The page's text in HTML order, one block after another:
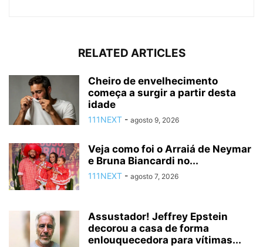
RELATED ARTICLES
Cheiro de envelhecimento
começa a surgir a partir desta
idade
111NEXT - agosto 9, 2026
Veja como foi o Arraiá de Neymar
e Bruna Biancardi no...
111NEXT - agosto 7, 2026
Assustador! Jeffrey Epstein
decorou a casa de forma
enlouquecedora para vítimas...